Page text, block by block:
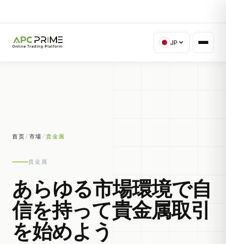
JP
首页/ 市場 /貴金属
貴金属
あらゆる市場環境で自
信を持って貴金属取引
を始めよう